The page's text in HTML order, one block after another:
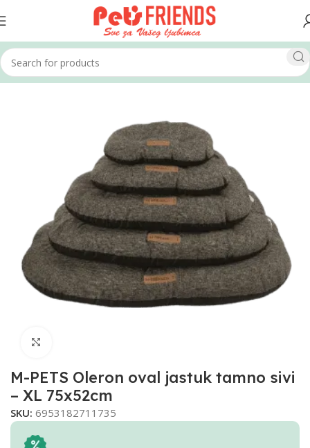
Home Psi Kreveti
M-PETS Oleron oval jastuk tamno sivi
– XL 75x52cm
SKU: 6953182711735